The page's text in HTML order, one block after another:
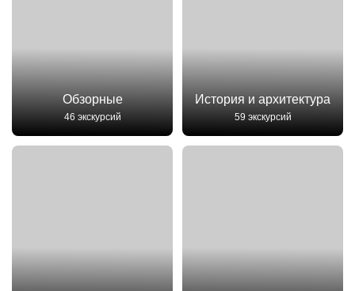
Обзорные
46 экскурсий
История и архитектура
59 экскурсий